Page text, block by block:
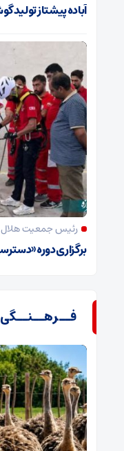
آباده پیشتاز
رئیس جمعیت هلال
برگزاری دوره
فــرهــنــگی